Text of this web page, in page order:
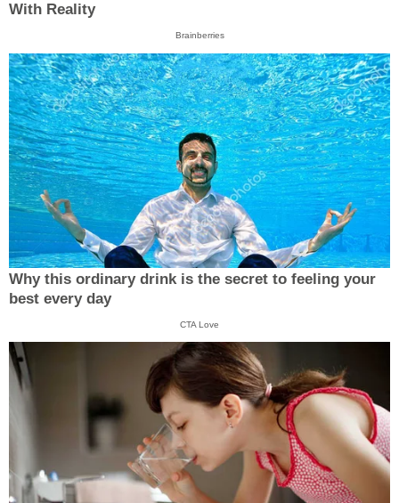
With Reality
Brainberries
Why this ordinary drink is the secret to feeling your
best every day
CTA Love